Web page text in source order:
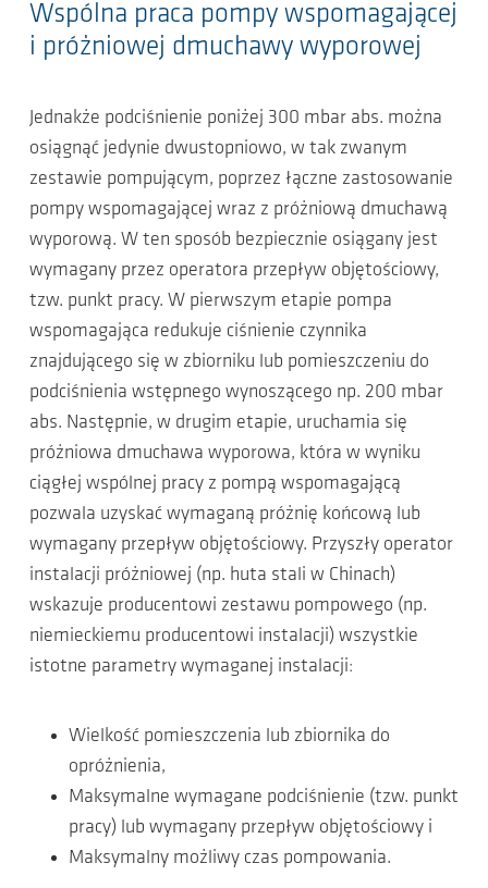
Wspólna praca pompy wspomagającej
i próżniowej dmuchawy wyporowej
Jednakże podciśnienie poniżej 300 mbar abs. można
osiągnąć jedynie dwustopniowo, w tak zwanym
zestawie pompującym, poprzez łączne zastosowanie
pompy wspomagającej wraz z próżniową dmuchawą
wyporową. W ten sposób bezpiecznie osiągany jest
wymagany przez operatora przepływ objętościowy,
tzw. punkt pracy. W pierwszym etapie pompa
wspomagająca redukuje ciśnienie czynnika
znajdującego się w zbiorniku lub pomieszczeniu do
podciśnienia wstępnego wynoszącego np. 200 mbar
abs. Następnie, w drugim etapie, uruchamia się
próżniowa dmuchawa wyporowa, która w wyniku
ciągłej wspólnej pracy z pompą wspomagającą
pozwala uzyskać wymaganą próżnię końcową lub
wymagany przepływ objętościowy. Przyszły operator
instalacji próżniowej (np. huta stali w Chinach)
wskazuje producentowi zestawu pompowego (np.
niemieckiemu producentowi instalacji) wszystkie
istotne parametry wymaganej instalacji:
Wielkość pomieszczenia lub zbiornika do
opróżnienia,
Maksymalne wymagane podciśnienie (tzw. punkt
pracy) lub wymagany przepływ objętościowy i
Maksymalny możliwy czas pompowania.